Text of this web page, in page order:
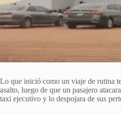
Lo que inició como un viaje de rutina
asalto, luego de que un pasajero
taxi ejecutivo y lo despojara de sus